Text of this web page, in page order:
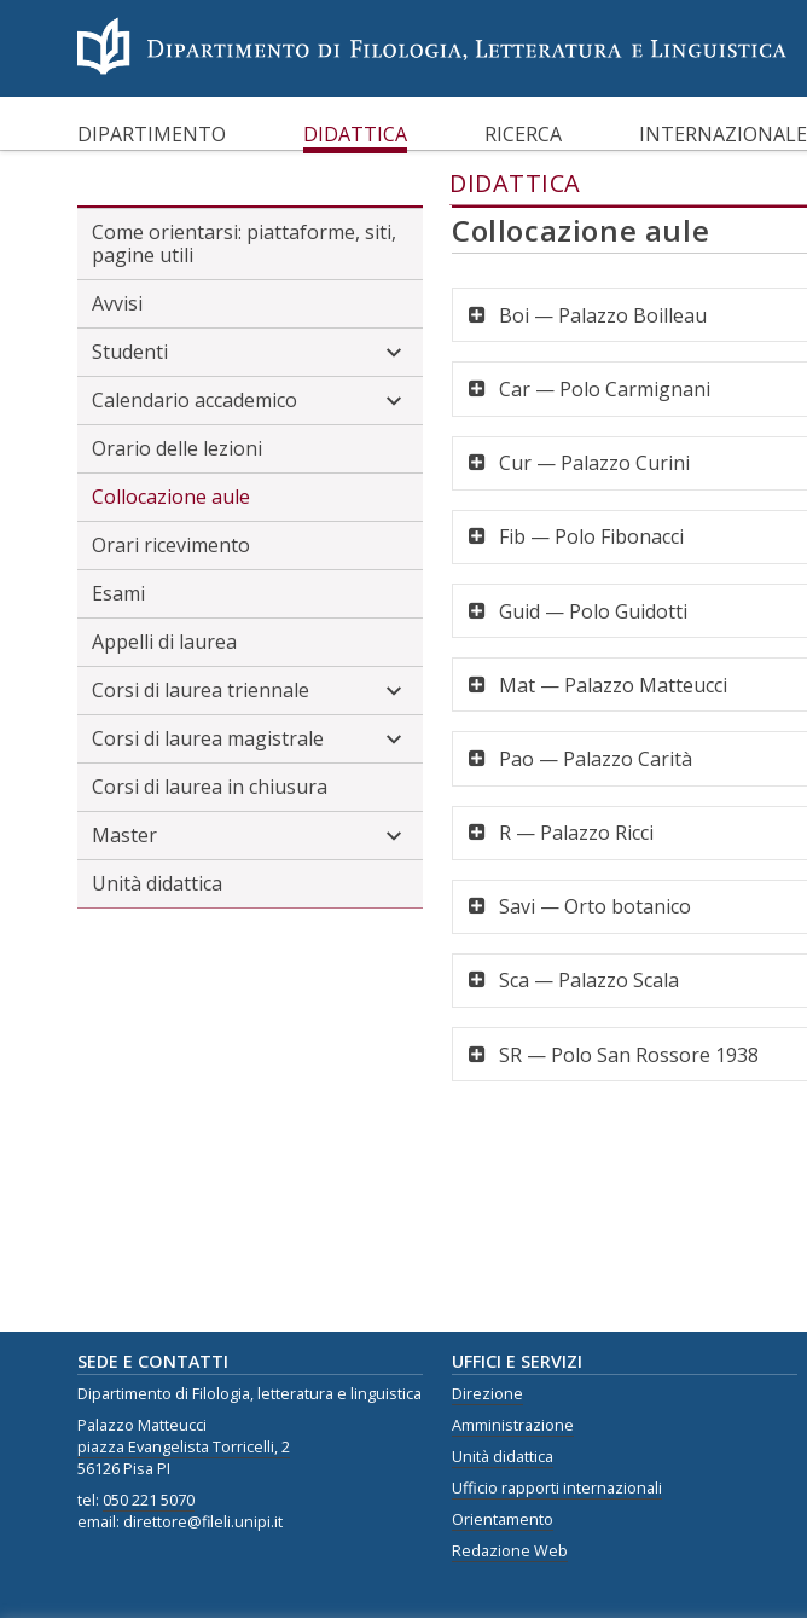
Menù accessibilità
to main menu
to content
DIPARTIMENTO DIDATTICA RICERCA INTERNAZIONALE
DIDATTICA
Come orientarsi: piattaforme, siti,
pagine utili
Avvisi
Studenti
Calendario accademico
Orario delle lezioni
Collocazione aule
Orari ricevimento
Esami
Appelli di laurea
Corsi di laurea triennale
Corsi di laurea magistrale
Corsi di laurea in chiusura
Master
Unità didattica
Collocazione aule
Boi — Palazzo Boilleau
Car — Polo Carmignani
Cur — Palazzo Curini
Fib — Polo Fibonacci
Guid — Polo Guidotti
Mat — Palazzo Matteucci
Pao — Palazzo Carità
R — Palazzo Ricci
Savi — Orto botanico
Sca — Palazzo Scala
SR — Polo San Rossore 1938
SEDE E CONTATTI
Dipartimento di Filologia, letteratura e linguistica
Palazzo Matteucci
piazza Evangelista Torricelli, 2
56126 Pisa PI
tel: 050 221 5070
email: direttore@fileli.unipi.it
UFFICI E SERVIZI
Direzione
Amministrazione
Unità didattica
Ufficio rapporti internazionali
Orientamento
Redazione Web